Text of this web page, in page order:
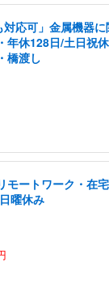
対応可」金属機器
年休128日/土日祝
橋渡し
モートワーク・在
曜休み